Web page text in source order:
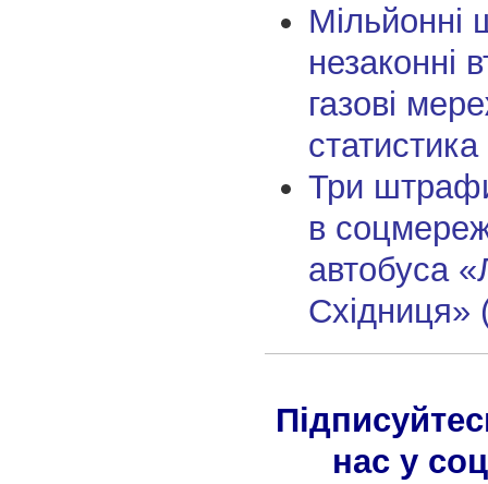
Мільйонні
незаконні
газові
Три
в
автобуса
Східниця»
нас у